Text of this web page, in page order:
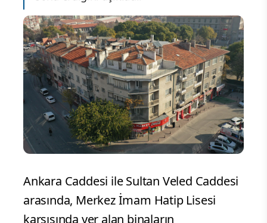
Ankara Caddesi ile Sultan Veled Caddesi
arasında, Merkez İmam Hatip Lisesi
karşısında yer alan binaların